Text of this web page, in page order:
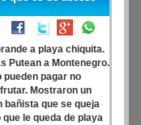
regional.
a playa chiquita.
Putean a Montenegro.
pueden pagar no
Mostraron un
bañista que se queja
que le queda de playa